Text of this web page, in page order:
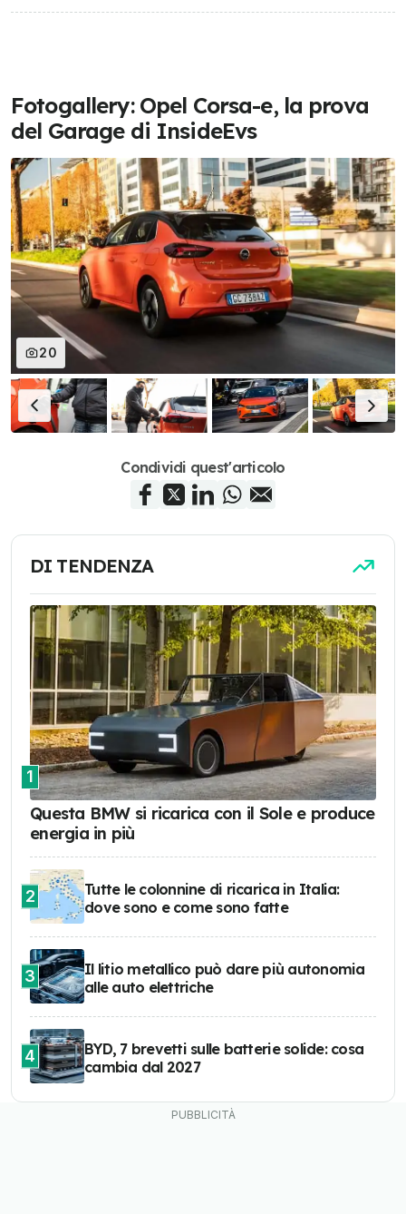
Fotogallery: Opel Corsa-e, la prova
del Garage di InsideEvs
20
Condividi quest'articolo
DI TENDENZA
1
Questa BMW si ricarica con il Sole e produce
energia in più
2
Tutte le colonnine di ricarica in Italia:
dove sono e come sono fatte
3
Il litio metallico può dare più autonomia
alle auto elettriche
4
BYD, 7 brevetti sulle batterie solide: cosa
cambia dal 2027